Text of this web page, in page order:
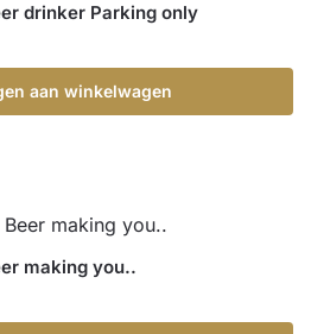
drinker Parking only
aan winkelwagen
making you..